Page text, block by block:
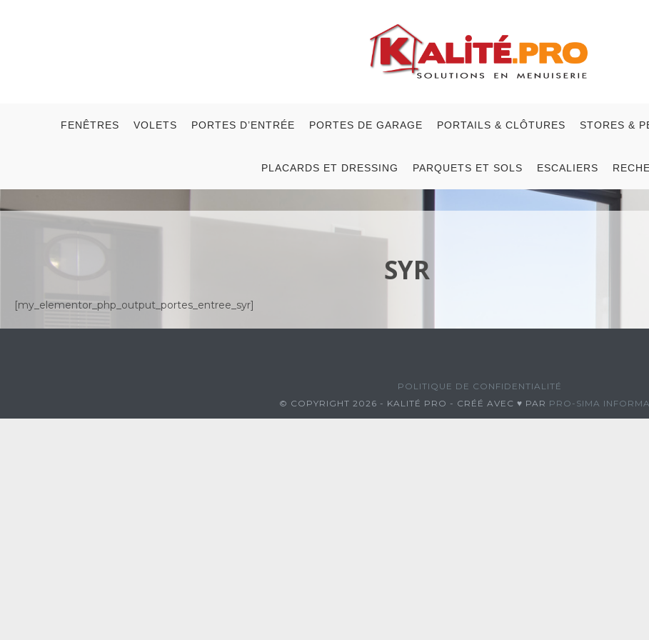
FENÊTRES VOLETS PORTES D’ENTRÉE PORTES DE GARAGE PORTAILS & CLÔTURES STORES &
PLACARDS ET DRESSING PARQUETS ET SOLS ESCALIERS
SYR
[my_elementor_php_output_portes_entree_syr]
POLITIQUE DE CONFIDENTIALITÉ
© COPYRIGHT 2026 - KALITÉ PRO - CRÉÉ AVEC ♥ PAR PRO-SIMA